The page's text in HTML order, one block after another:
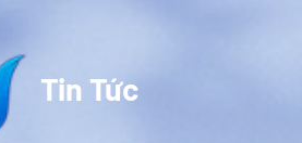
Tin Tức